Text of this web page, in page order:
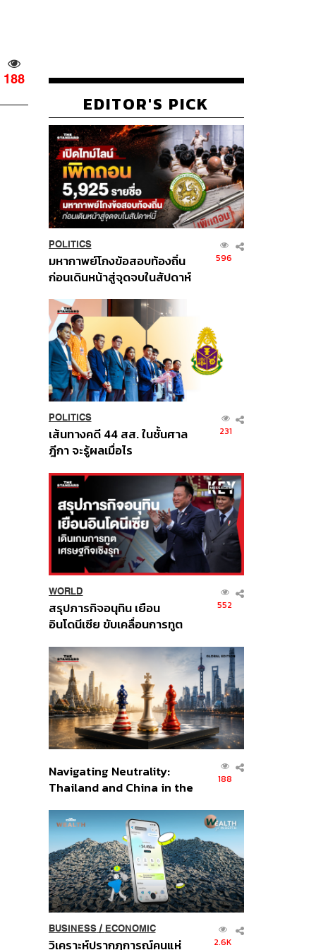
188
EDITOR'S PICK
POLITICS
มหากาพย์โกงข้อสอบท้องถิ่น
ก่อนเดินหน้าสู่จุดจบในสัปดาห์
596
POLITICS
เส้นทางคดี 44 สส. ในชั้นศาล
ฎีกา จะรู้ผลเมื่อไร
231
WORLD
สรุปภารกิจอนุทิน เยือน
อินโดนีเซีย ขับเคลื่อนการทูต
ส่วนยุทธศาสตร์ไทย –
อินโดนีเซีย
552
Navigating Neutrality:
Thailand and China in the
Order
188
BUSINESS/ ECONOMIC
วิเคราะห์ปรากฏการณ์คนแห่ 2.6K